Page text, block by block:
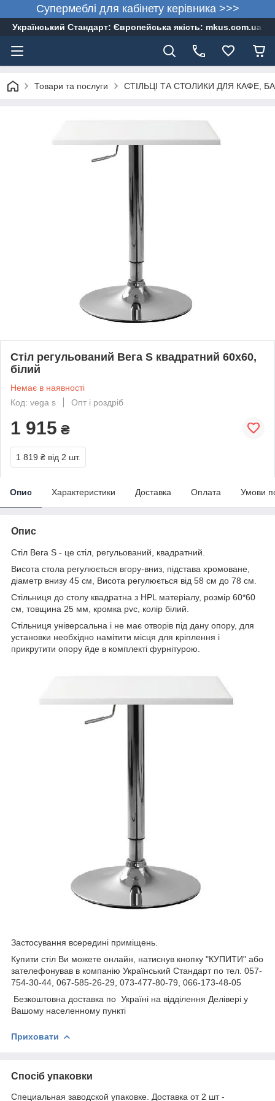
Супермеблі для кабінету керівника >>>
Український Стандарт: Європейська якість: mkus.com.ua
Товари та послуги СТІЛЬЦІ ТА СТОЛИКИ ДЛЯ КАФЕ,
Стіл регульований Вега S квадратний 60х60,
білий
Немає в наявності
Код: vega s
Опт і роздріб
1 915 ₴
1 819 ₴ від 2 шт.
Опис Характеристики Доставка Оплата Умови
Опис
Стіл Вега S - це стіл, регульований, квадратний.
Висота стола регулюється вгору-вниз, підстава хромоване,
діаметр внизу 45 см, Висота регулюється від 58 см до 78 см.
Стільниця до столу квадратна з HPL матеріалу, розмір 60*60
см, товщина 25 мм, кромка pvc, колір білий.
Стільниця універсальна і не має отворів під дану опору, для
установки необхідно намітити місця для кріплення і
прикрутити опору йде в комплекті фурнітурою.
Застосування всередині приміщень.
Купити стіл Ви можете онлайн, натиснув кнопку "КУПИТИ" або
зателефонував в компанію Український Стандарт по тел. 057-
754-30-44, 067-585-26-29, 073-477-80-79, 066-173-48-05
Безкоштовна доставка по Україні на відділення Делівері у
Вашому населенному пункті
Приховати
Спосіб упаковки
Специальная заводской упаковке. Доставка от 2 шт -